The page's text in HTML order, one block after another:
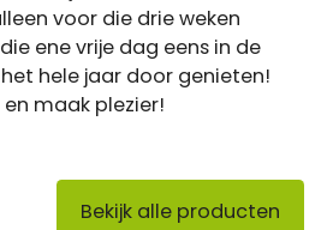
voor die drie weken
ene vrije dag eens in de
hele jaar door genieten!
maak plezier!
Bekijk alle producten